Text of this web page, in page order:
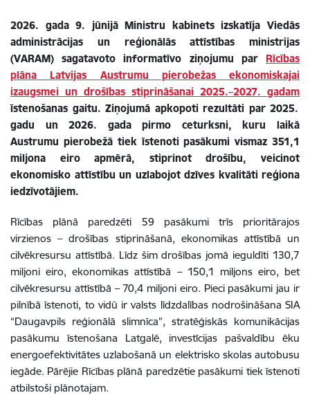
2026. gada 9. jūnijā Ministru kabinets izskatīja Viedās
administrācijas un reģionālās attīstības ministrijas
(VARAM) sagatavoto informatīvo ziņojumu par Rīcības
plāna Latvijas Austrumu pierobežas ekonomiskajai
izaugsmei un drošības stiprināšanai 2025.–2027. gadam
īstenošanas gaitu. Ziņojumā apkopoti rezultāti par 2025.
gadu un 2026. gada pirmo ceturksni, kuru laikā
Austrumu pierobežā tiek īstenoti pasākumi vismaz 351,1
miljona eiro apmērā, stiprinot drošību, veicinot
ekonomisko attīstību un uzlabojot dzīves kvalitāti reģiona
iedzīvotājiem.
Rīcības plānā paredzēti 59 pasākumi trīs prioritārajos
virzienos – drošības stiprināšanā, ekonomikas attīstībā un
cilvēkresursu attīstībā. Līdz šim drošības jomā ieguldīti 130,7
miljoni eiro, ekonomikas attīstībā – 150,1 miljons eiro, bet
cilvēkresursu attīstībā – 70,4 miljoni eiro. Pieci pasākumi jau ir
pilnībā īstenoti, to vidū ir valsts līdzdalības nodrošināšana SIA
“Daugavpils reģionālā slimnīca”, stratēģiskās komunikācijas
pasākumu īstenošana Latgalē, investīcijas pašvaldību ēku
energoefektivitātes uzlabošanā un elektrisko skolas autobusu
iegāde. Pārējie Rīcības plānā paredzētie pasākumi tiek īstenoti
atbilstoši plānotajam.